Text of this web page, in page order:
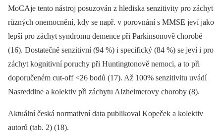
MoCAje tento nástroj posuzován z hlediska senzitivity pro záchyt
různých onemocnění, kdy se např. v porovnání s MMSE jeví jako
lepší pro záchyt syndromu demence při Parkinsonově chorobě
(16). Dostatečně senzitivní (94 %) i specifický (84 %) se jeví i pro
záchyt kognitivní poruchy při Huntingtonově nemoci, a to při
doporučeném cut-off <26 bodů (17). Až 100% senzitivitu uvádí
Nasreddine a kolektiv při záchytu Alzheimerovy choroby (8).
Aktuální česká normativní data publikoval Kopeček a kolektiv
autorů (tab. 2) (18).